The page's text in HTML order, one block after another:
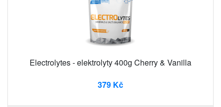
Electrolytes - elektrolyty 400g Cherry & Vanilla
379 Kč